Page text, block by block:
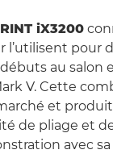
iX3200
pour
débuts au
V. Cette
et
de pliage et
avec